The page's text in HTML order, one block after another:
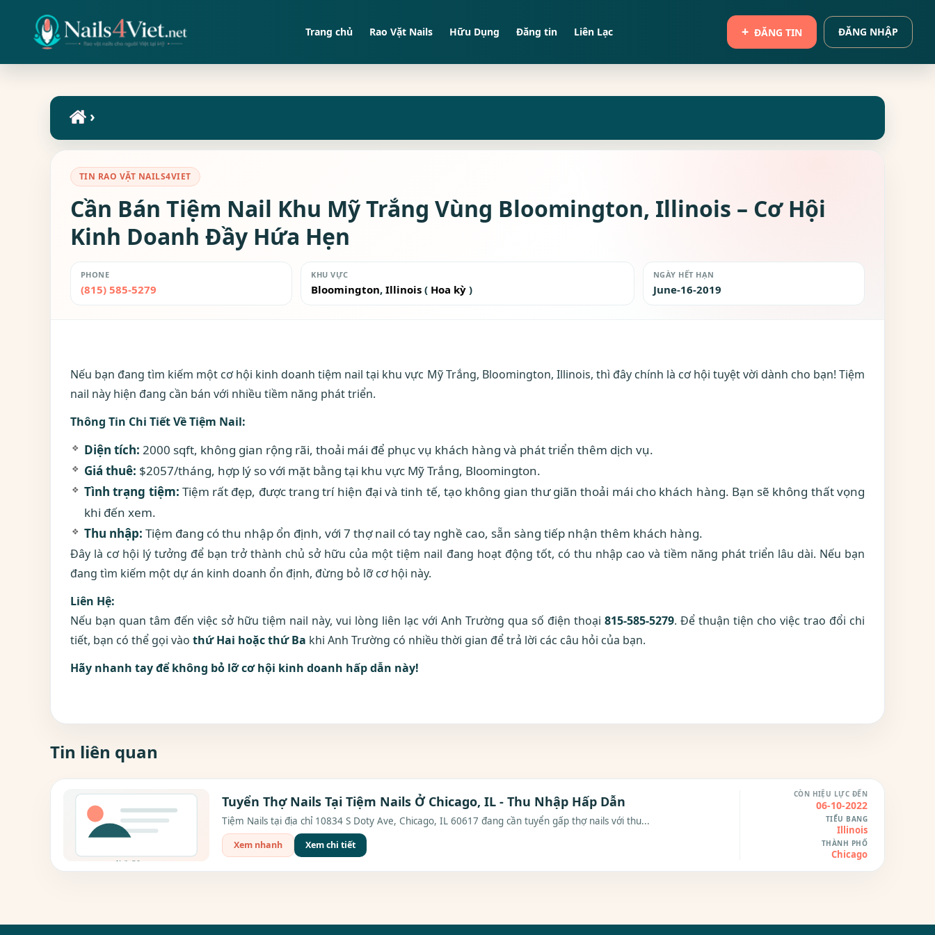
Trang chủ Rao Vặt Nails Hữu Dụng Đăng tin Liên Lạc ĐĂNG TIN ĐĂNG NHẬP
›
TIN RAO VẶT NAILS4VIET
Cần Bán Tiệm Nail Khu Mỹ Trắng Vùng Bloomington, Illinois – Cơ Hội
Kinh Doanh Đầy Hứa Hẹn
PHONE
(815) 585-5279
KHU VỰC
Bloomington, Illinois ( Hoa kỳ )
NGÀY HẾT HẠN
June-16-2019
Nếu bạn đang tìm kiếm một cơ hội kinh doanh tiệm nail tại khu vực Mỹ Trắng, Bloomington, Illinois, thì đây chính là cơ hội tuyệt vời dành cho bạn! Tiệm
nail này hiện đang cần bán với nhiều tiềm năng phát triển.
Thông Tin Chi Tiết Về Tiệm Nail:
Diện tích: 2000 sqft, không gian rộng rãi, thoải mái để phục vụ khách hàng và phát triển thêm dịch vụ.
Giá thuê: $2057/tháng, hợp lý so với mặt bằng tại khu vực Mỹ Trắng, Bloomington.
Tình trạng tiệm: Tiệm rất đẹp, được trang trí hiện đại và tinh tế, tạo không gian thư giãn thoải mái cho khách hàng. Bạn sẽ không thất vọng
khi đến xem.
Thu nhập: Tiệm đang có thu nhập ổn định, với 7 thợ nail có tay nghề cao, sẵn sàng tiếp nhận thêm khách hàng.
Đây là cơ hội lý tưởng để bạn trở thành chủ sở hữu của một tiệm nail đang hoạt động tốt, có thu nhập cao và tiềm năng phát triển lâu dài. Nếu bạn
đang tìm kiếm một dự án kinh doanh ổn định, đừng bỏ lỡ cơ hội này.
Liên Hệ:
Nếu bạn quan tâm đến việc sở hữu tiệm nail này, vui lòng liên lạc với Anh Trường qua số điện thoại 815-585-5279. Để thuận tiện cho việc trao đổi chi
tiết, bạn có thể gọi vào thứ Hai hoặc thứ Ba khi Anh Trường có nhiều thời gian để trả lời các câu hỏi của bạn.
Hãy nhanh tay để không bỏ lỡ cơ hội kinh doanh hấp dẫn này!
Tin liên quan
Tuyển Thợ Nails Tại Tiệm Nails Ở Chicago, IL - Thu Nhập Hấp Dẫn
Tiệm Nails tại địa chỉ 10834 S Doty Ave, Chicago, IL 60617 đang cần tuyển gấp thợ nails với thu...
Xem nhanh Xem chi tiết
CÒN HIỆU LỰC ĐẾN
06-10-2022
TIỂU BANG
Illinois
THÀNH PHỐ
Chicago